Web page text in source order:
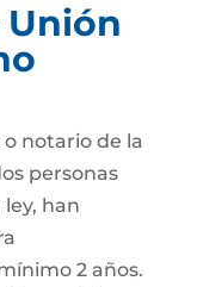
notario de la
personas
han
2 años.